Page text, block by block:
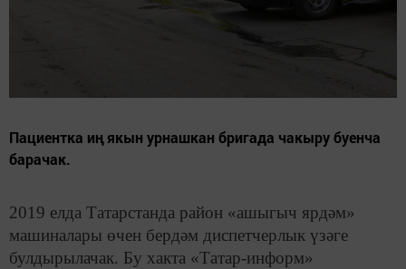
Пациентка иң якын урнашкан бригада чакыру буенча
барачак.
2019 елда Татарстанда район «ашыгыч ярдәм»
машиналары өчен бердәм диспетчерлык үзәге
булдырылачак. Бу хакта «Татар-информ»